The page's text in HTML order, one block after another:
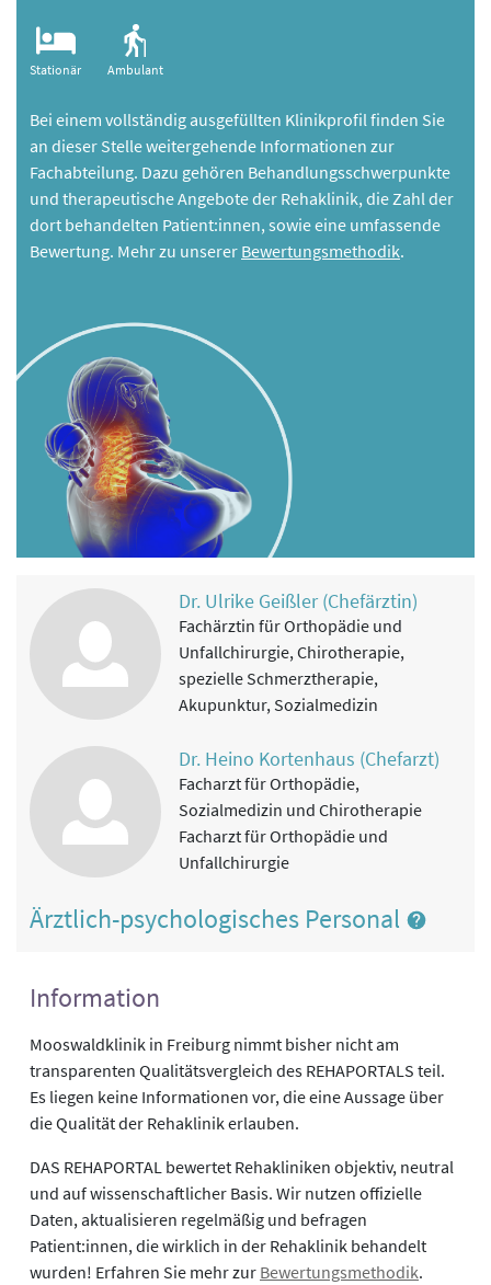
Stationär Ambulant
Bei einem vollständig ausgefüllten Klinikprofil finden Sie
an dieser Stelle weitergehende Informationen zur
Fachabteilung. Dazu gehören Behandlungsschwerpunkte
und therapeutische Angebote der Rehaklinik, die Zahl der
dort behandelten Patient:innen, sowie eine umfassende
Bewertung. Mehr zu unserer Bewertungsmethodik.
Dr. Ulrike Geißler (Chefärztin)
Fachärztin für Orthopädie und
Unfallchirurgie, Chirotherapie,
spezielle Schmerztherapie,
Akupunktur, Sozialmedizin
Dr. Heino Kortenhaus (Chefarzt)
Facharzt für Orthopädie,
Sozialmedizin und Chirotherapie
Facharzt für Orthopädie und
Unfallchirurgie
Ärztlich-psychologisches Personal
Information
Mooswaldklinik in Freiburg nimmt bisher nicht am
transparenten Qualitätsvergleich des REHAPORTALS teil.
Es liegen keine Informationen vor, die eine Aussage über
die Qualität der Rehaklinik erlauben.
DAS REHAPORTAL bewertet Rehakliniken objektiv, neutral
und auf wissenschaftlicher Basis. Wir nutzen offizielle
Daten, aktualisieren regelmäßig und befragen
Patient:innen, die wirklich in der Rehaklinik behandelt
wurden! Erfahren Sie mehr zur Bewertungsmethodik.